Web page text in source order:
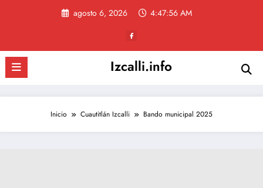
agosto 6, 2026 4:47:57 AM
Izcalli.info
Inicio Cuautitlán Izcalli Bando municipal 2025